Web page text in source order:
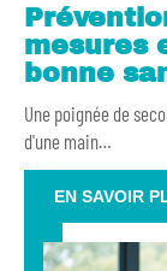
mesures
bonne
Une poignée de
d'une main…
EN SAVOIR